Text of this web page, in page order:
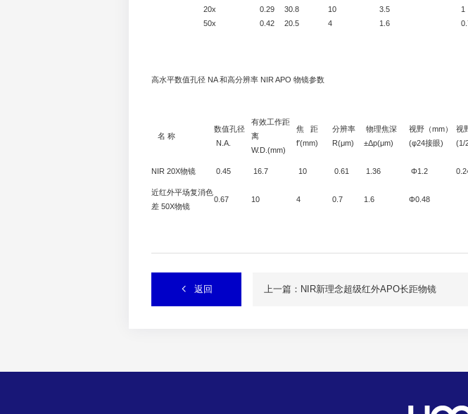
20x
0.29 30.8 10 3.5
1
50x
0.42 20.5 4 1.6
高水平数值孔径 NA 和高分辨率 NIR APO 物镜参数
名 称
数值孔径
N.A.
有效工作距
离
W.D.(mm)
焦 距
f′(mm)
分辨率
R(μm)
物理焦深
±Δp(μm)
视野（mm）
(φ24接眼)
视
(1/
NIR 20X物镜 0.45 16.7 10 0.61 1.36 Φ1.2
近红外平场复消色
差 50X物镜
0.67 10 4 0.7 1.6 Φ0.48
返回 上一篇：NIR新理念超级红外APO长距物镜